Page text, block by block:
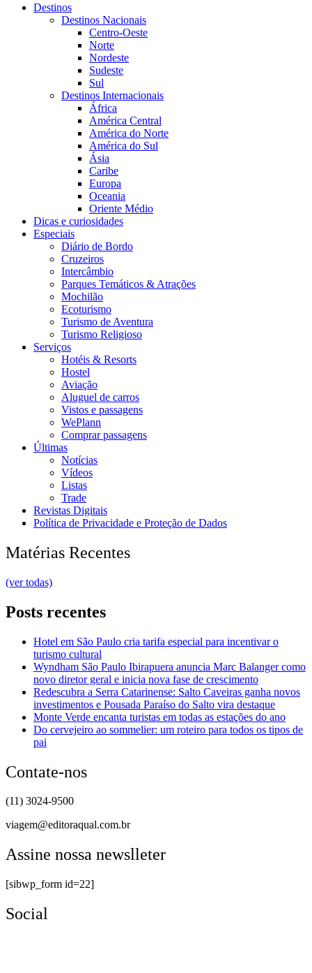
Destinos
Destinos Nacionais
Centro-Oeste
Norte
Nordeste
Sudeste
Sul
Destinos Internacionais
África
América Central
América do Norte
América do Sul
Ásia
Caribe
Europa
Oceania
Oriente Médio
Dicas e curiosidades
Especiais
Diário de Bordo
Cruzeiros
Intercâmbio
Parques Temáticos & Atrações
Mochilão
Ecoturismo
Turismo de Aventura
Turismo Religioso
Serviços
Hotéis & Resorts
Hostel
Aviação
Aluguel de carros
Vistos e passagens
WePlann
Comprar passagens
Últimas
Notícias
Vídeos
Listas
Trade
Revistas Digitais
Política de Privacidade e Proteção de Dados
Matérias Recentes
(ver todas)
Posts recentes
Hotel em São Paulo cria tarifa especial para incentivar o
turismo cultural
Wyndham São Paulo Ibirapuera anuncia Marc Balanger como
novo diretor geral e inicia nova fase de crescimento
Redescubra a Serra Catarinense: Salto Caveiras ganha novos
investimentos e Pousada Paraíso do Salto vira destaque
Monte Verde encanta turistas em todas as estações do ano
Do cervejeiro ao sommelier: um roteiro para todos os tipos de
pai
Contate-nos
(11) 3024-9500
viagem@editoraqual.com.br
Assine nossa newslleter
[sibwp_form id=22]
Social